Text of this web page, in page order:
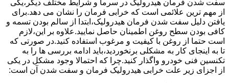
سفت شدن فرمان هیدرولیک در سرما و شرایط مختلف دیگر،یکی
از مهم ترین علائمی است که خرابی فرمان را نشان می دهد.برای
یافتن دلیل سفت شدن فرمان هیدرولیک،ابتدا از سالم بودن تسمه و
کافی بودن سطح روغن اطمینان حاصل نمایید.علاوه بر این،لازم
است حتما از روغن با کیفیت و مرغوب استفاده کنید.در صورتی که
تا به اینجای کار به مشکلی برنخوردید،باید ادامه بررسی ها را به
تکنسین فنی خودرو واگذار کنید.چرا که احتمالا وجود مشکل در یکی
از اجزای زیر علت خرابی هیدرولیک فرمان و سفت شدن آن است: